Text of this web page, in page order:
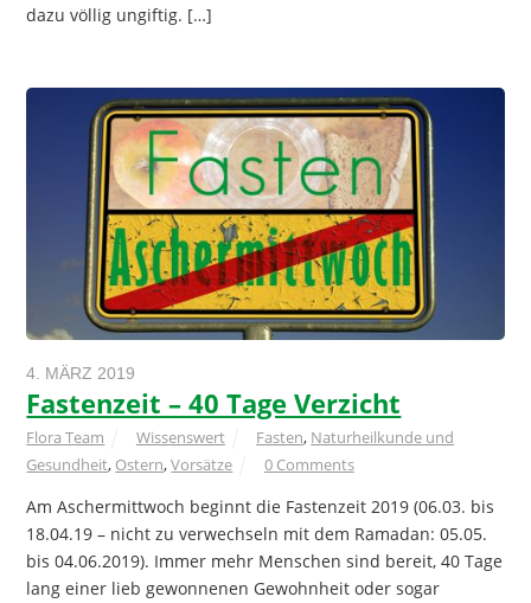
dazu völlig ungiftig. […]
4. MÄRZ 2019
Fastenzeit – 40 Tage Verzicht
Flora Team Wissenswert Fasten, Naturheilkunde und
Gesundheit, Ostern,Vorsätze 0 Comments
Am Aschermittwoch beginnt die Fastenzeit 2019 (06.03. bis
18.04.19 – nicht zu verwechseln mit dem Ramadan: 05.05.
bis 04.06.2019). Immer mehr Menschen sind bereit, 40 Tage
lang einer lieb gewonnenen Gewohnheit oder sogar